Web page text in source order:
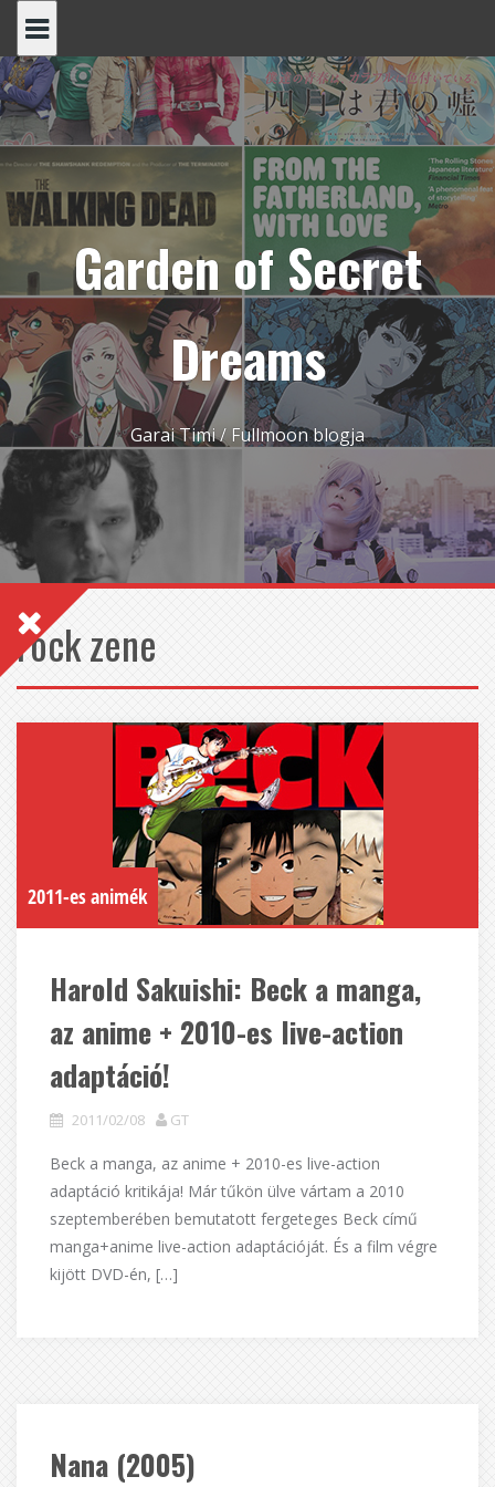
content
Garden of Secret
Dreams
Garai Timi / Fullmoon blogja
rock zene
2011-es animék
Harold Sakuishi: Beck a manga,
az anime + 2010-es live-action
adaptáció!
2011/02/08 GT
Beck a manga, az anime + 2010-es live-action
adaptáció kritikája! Már tűkön ülve vártam a 2010
szeptemberében bemutatott fergeteges Beck című
manga+anime live-action adaptációját. És a film végre
kijött DVD-én, […]
Nana (2005)